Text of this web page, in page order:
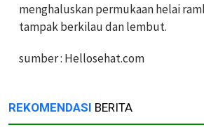
menghaluskan permukaan helai
tampak berkilau dan lembut.
sumber : Hellosehat.com
REKOMENDASI BERITA